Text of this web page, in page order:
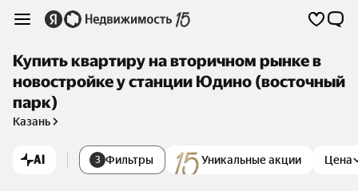
Купить квартиру на вторичном рынке в
новостройке у станции Юдино (восточный
парк)
Казань
AI 3 Фильтры Уникальные акции Цена